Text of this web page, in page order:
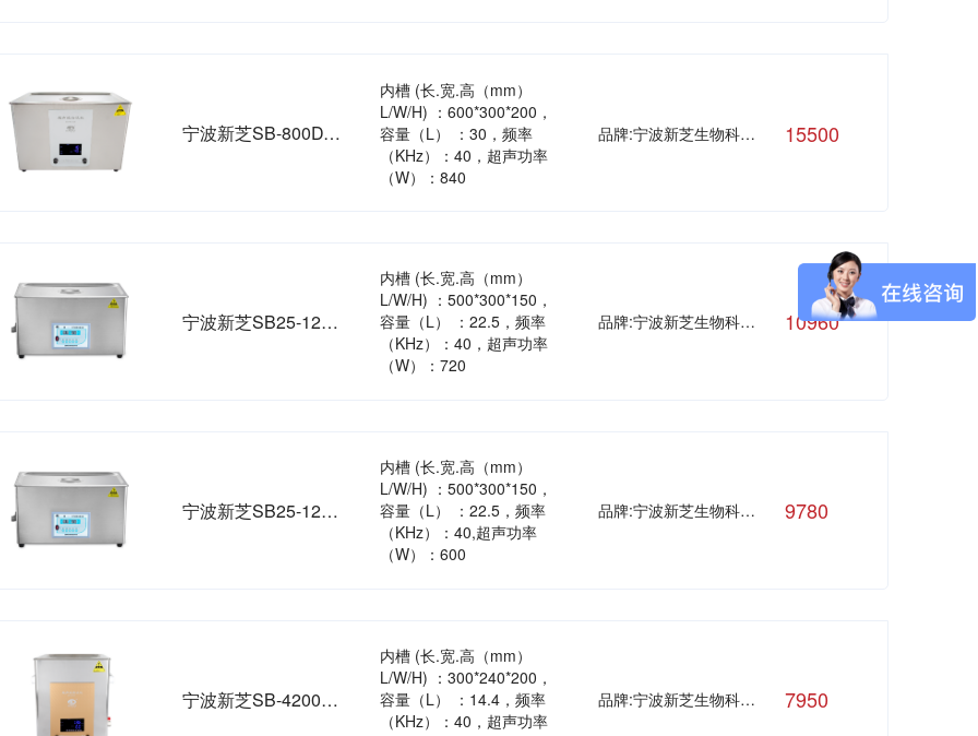
宁波新芝SB-800DT加热型超声波清洗机
内槽 (长.宽.高（mm）
L/W/H) ：600*300*200，
容量（L） ：30，频率
（KHz）：40，超声功率
（W）：840
品牌:宁波新芝生物科技股份有限公司 15500
宁波新芝SB25-12DT加热型超声波清洗机（720W）
内槽 (长.宽.高（mm）
L/W/H) ：500*300*150，
容量（L） ：22.5，频率
（KHz）：40，超声功率
（W）：720
品牌:宁波新芝生物科技股份有限公司 10960
宁波新芝SB25-12DT加热型超声波清洗机（600W）
内槽 (长.宽.高（mm）
L/W/H) ：500*300*150，
容量（L） ：22.5，频率
（KHz）：40,超声功率
（W）：600
品牌:宁波新芝生物科技股份有限公司 9780
宁波新芝SB-4200DT加热型超声波清洗机
内槽 (长.宽.高（mm）
L/W/H) ：300*240*200，
容量（L） ：14.4，频率
（KHz）：40，超声功率
品牌:宁波新芝生物科技股份有限公司 7950